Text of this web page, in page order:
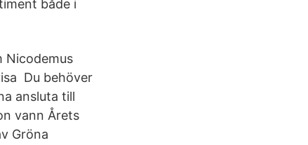
både i
Nicodemus
Du behöver
ansluta till
vann Årets
Gröna